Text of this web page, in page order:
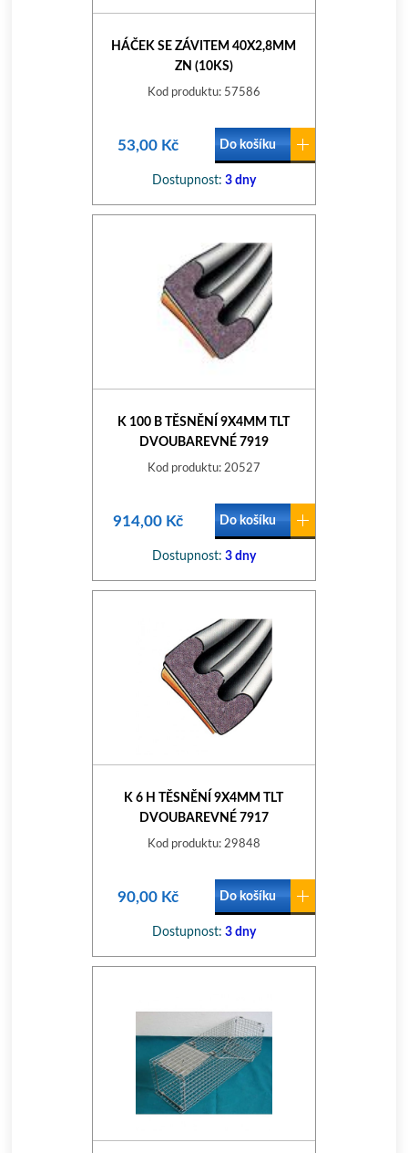
HÁČEK SE ZÁVITEM 40X2,8MM
ZN (10KS)
Kod produktu: 57586
53,00 Kč Do košíku
Dostupnost: 3 dny
K 100 B TĚSNĚNÍ 9X4MM TLT
DVOUBAREVNÉ 7919
Kod produktu: 20527
914,00 Kč Do košíku
Dostupnost: 3 dny
K 6 H TĚSNĚNÍ 9X4MM TLT
DVOUBAREVNÉ 7917
Kod produktu: 29848
90,00 Kč Do košíku
Dostupnost: 3 dny